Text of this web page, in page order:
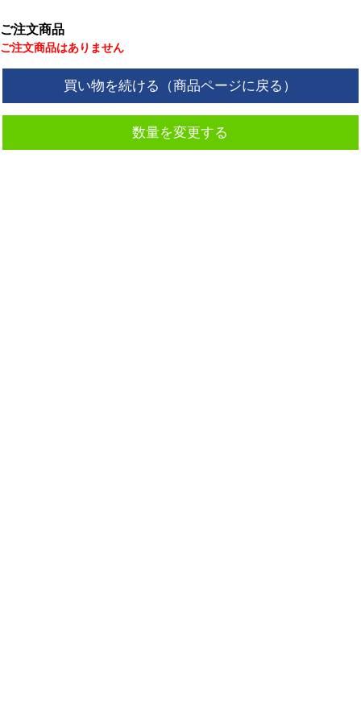
ご注文商品
ご注文商品はありません
買い物を続ける（商品ページに戻る）
数量を変更する